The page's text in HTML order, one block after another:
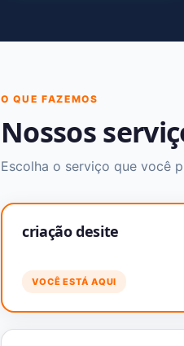
O QUE FAZEMOS
Nossos
Escolha o serviço que você
criação desite
VOCÊ ESTÁ AQUI